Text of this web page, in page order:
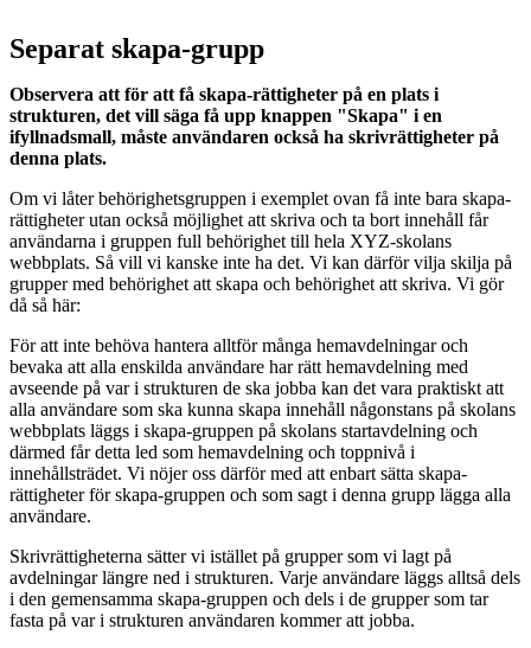
Separat skapa-grupp
Observera att för att få skapa-rättigheter på en plats i
strukturen, det vill säga få upp knappen "Skapa" i en
ifyllnadsmall, måste användaren också ha skrivrättigheter på
denna plats.
Om vi låter behörighetsgruppen i exemplet ovan få inte bara skapa-
rättigheter utan också möjlighet att skriva och ta bort innehåll får
användarna i gruppen full behörighet till hela XYZ-skolans
webbplats. Så vill vi kanske inte ha det. Vi kan därför vilja skilja på
grupper med behörighet att skapa och behörighet att skriva. Vi gör
då så här:
För att inte behöva hantera alltför många hemavdelningar och
bevaka att alla enskilda användare har rätt hemavdelning med
avseende på var i strukturen de ska jobba kan det vara praktiskt att
alla användare som ska kunna skapa innehåll någonstans på skolans
webbplats läggs i skapa-gruppen på skolans startavdelning och
därmed får detta led som hemavdelning och toppnivå i
innehållsträdet. Vi nöjer oss därför med att enbart sätta skapa-
rättigheter för skapa-gruppen och som sagt i denna grupp lägga alla
användare.
Skrivrättigheterna sätter vi istället på grupper som vi lagt på
avdelningar längre ned i strukturen. Varje användare läggs alltså dels
i den gemensamma skapa-gruppen och dels i de grupper som tar
fasta på var i strukturen användaren kommer att jobba.